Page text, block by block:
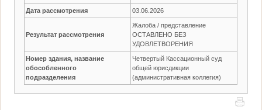
Дата рассмотрения 03.06.2026
Результат рассмотрения
Жалоба / представление
ОСТАВЛЕНО БЕЗ
УДОВЛЕТВОРЕНИЯ
Номер здания, название
обособленного
подразделения
Четвертый Кассационный суд
общей юрисдикции
(административная коллегия)